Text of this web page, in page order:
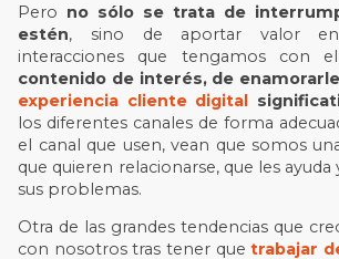
Pero no sólo se trata de
estén, sino de aportar valor en
interacciones que tengamos con
contenido de interés, de
experiencia cliente digital
los diferentes canales de forma
el canal que usen, vean que somos
que quieren relacionarse, que les ayuda
sus problemas.
Otra de las grandes tendencias que
con nosotros tras tener quetrabajar